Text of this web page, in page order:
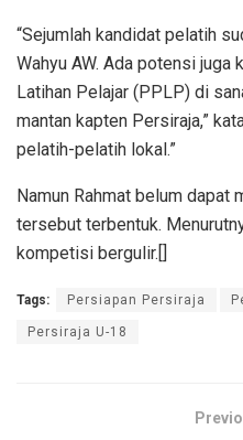
“Sejumlah kandidat pelatih
Wahyu AW. Ada potensi
Latihan Pelajar (PPLP) di
mantan kapten Persiraja,”
pelatih-pelatih lokal.”
Namun Rahmat belum dapat
tersebut terbentuk.
kompetisi bergulir.[]
Tags: Persiapan Persiraja
Persiraja U-18